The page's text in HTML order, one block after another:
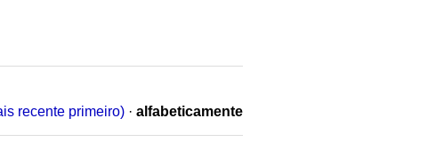
recente primeiro) · alfabeticamente